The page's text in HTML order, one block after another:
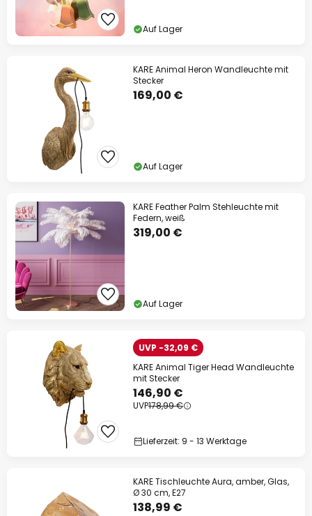
Auf Lager
KARE Animal Heron Wandleuchte mit
Stecker
169,00 €
Auf Lager
KARE Feather Palm Stehleuchte mit
Federn, weiß
319,00 €
Auf Lager
UVP -32,09 €
KARE Animal Tiger Head Wandleuchte
mit Stecker
146,90 €
UVP178,99 €
Lieferzeit: 9 - 13 Werktage
KARE Tischleuchte Aura, amber, Glas,
Ø 30 cm, E27
138,99 €